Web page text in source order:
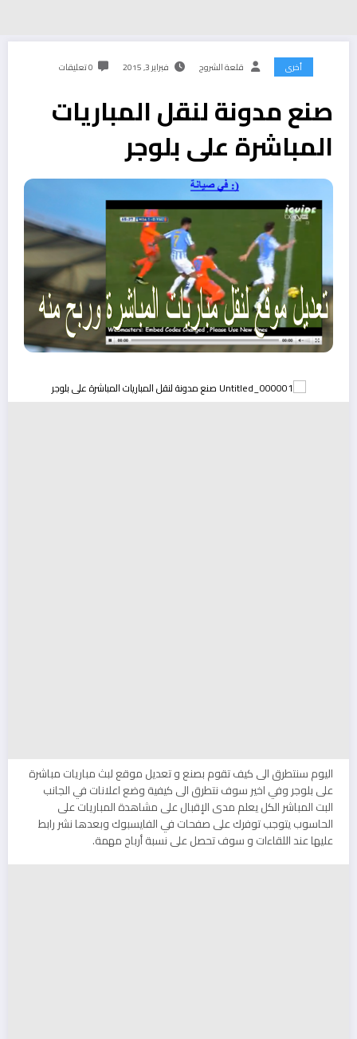
أخرى قلعة الشروح فبراير 3, 2015 0 تعليقات
صنع مدونة لنقل المباريات
المباشرة على بلوجر
اليوم سنتطرق الى كيف تقوم بصنع و تعديل موقع لبث مباريات مباشرة
على بلوجر وفي اخير سوف نتطرق الى كيفية وضع اعلانات في الجانب
البت المباشر الكل يعلم مدى الإقبال على مشاهدة المباريات على
الحاسوب يتوجب توفرك على صفحات في الفايسبوك وبعدها نشر رابط
عليها عند اللقاءات و سوف تحصل على نسبة أرباح مهمة.